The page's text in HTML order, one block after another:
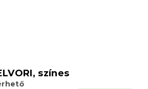
színes